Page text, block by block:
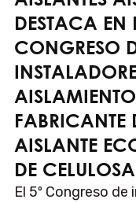
DESTACA EN
CONGRESO
FABRICANTE
AISLANTE
DE CELULOSA
El 5º Congreso